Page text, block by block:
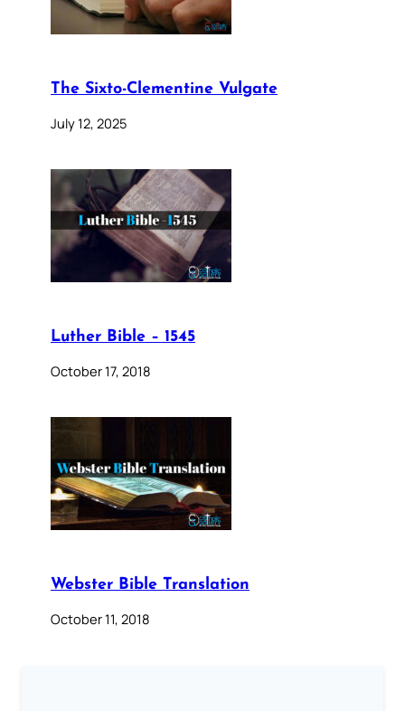
The Sixto-Clementine Vulgate
July 12, 2025
Luther Bible – 1545
October 17, 2018
Webster Bible Translation
October 11, 2018